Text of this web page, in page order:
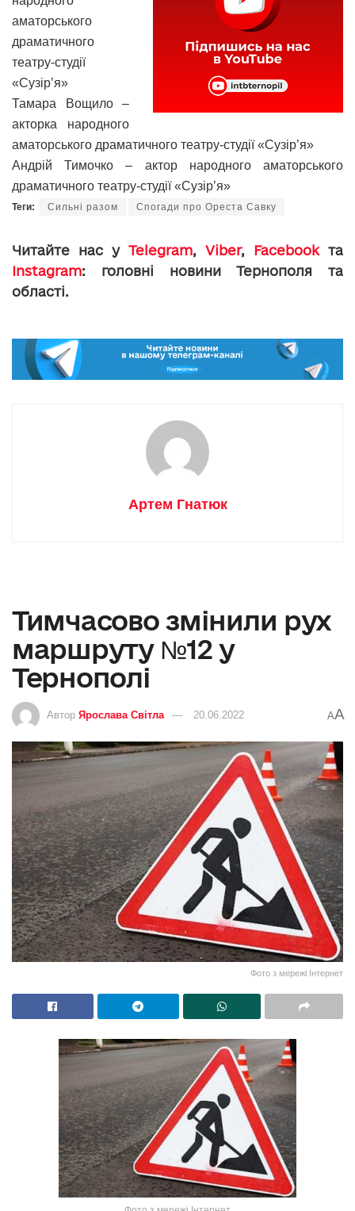
аматорського
драматичного
театру-студії
«Сузір’я»
Тамара Вощило –
акторка народного
аматорського драматичного театру-студії «Сузір’я»
Андрій Тимочко – актор народного аматорського
драматичного театру-студії «Сузір’я»
Теги: Сильні разом Спогади про Ореста Савку
Читайте нас у Telegram, Viber, Facebookта
Instagram: головні новини Тернополя та
області.
Артем Гнатюк
Тимчасово змінили рух
маршруту №12 у
Тернополі
Автор Ярослава Світла 20.06.2022 AA
Фото з мережі Інтернет